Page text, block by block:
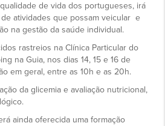
de vida dos portugueses, irá
atividades que possam veicular e
na gestão da saúde individual.
rastreios na Clínica Particular do
na Guia, nos dias 14, 15 e 16 de
em geral, entre as 10h e as 20h.
da glicemia e avaliação nutricional,
ainda oferecida uma formação